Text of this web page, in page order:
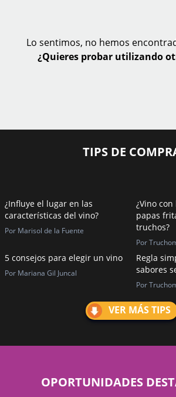
Lo sentimos, no hemos
¿Quieres probar utilizando
TIPS DE
¿Influye el lugar en las
características del vino?
Por Marisol de la Fuente
¿Vino
papas
truchos?
Por
5 consejos para elegir un vino
Por Mariana Gil Juncal
Regla
sabores
Por
VER MÁS TIPS
OPORTUNIDADES